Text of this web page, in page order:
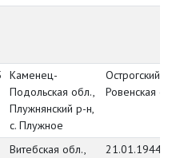
Каменец-
Подольская обл.,
Плужнянский р-н,
с. Плужное
Острогский РВК,
Ровенская обл.
Витебская обл.,
21.01.1944,